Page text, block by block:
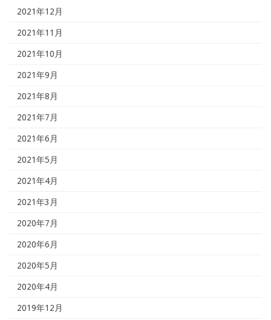
2021年12月
2021年11月
2021年10月
2021年9月
2021年8月
2021年7月
2021年6月
2021年5月
2021年4月
2021年3月
2020年7月
2020年6月
2020年5月
2020年4月
2019年12月